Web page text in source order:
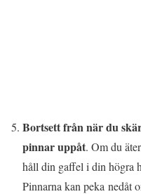
Bortsett från när du
pinnar uppåt. Om du
håll din gaffel i din högra
Pinnarna kan peka nedåt